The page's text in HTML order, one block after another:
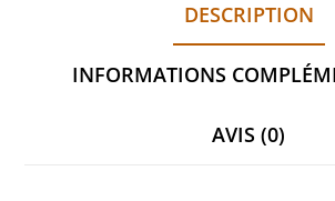
DESCRIPTION
INFORMATIONS
AVIS (0)